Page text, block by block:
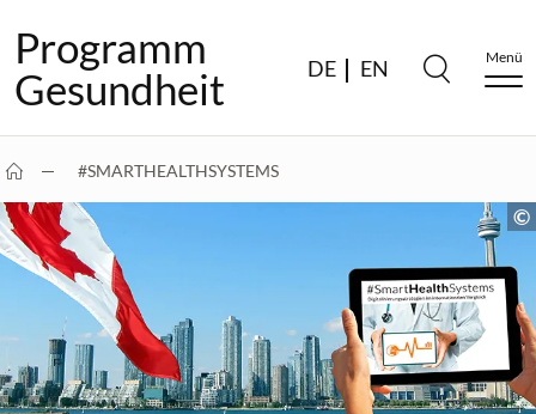
Programm
Gesundheit
DE EN Menü
#SMARTHEALTHSYSTEMS
SYSTEMATISCHE AKZEPTANZFÖRDERUNG ALS…